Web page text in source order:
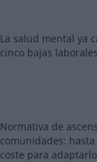
La salud mental ya
cinco bajas laborales
Normativa de
comunidades:
coste para